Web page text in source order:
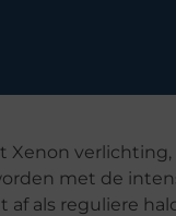
Xenon
met de
af als reguliere